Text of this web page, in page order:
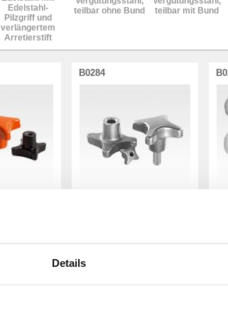
Details
Edelstahl-
Pilzgriff und
verlängertem
Arretierstift
teilbar ohne Bund
teilbar mit Bund
B0284